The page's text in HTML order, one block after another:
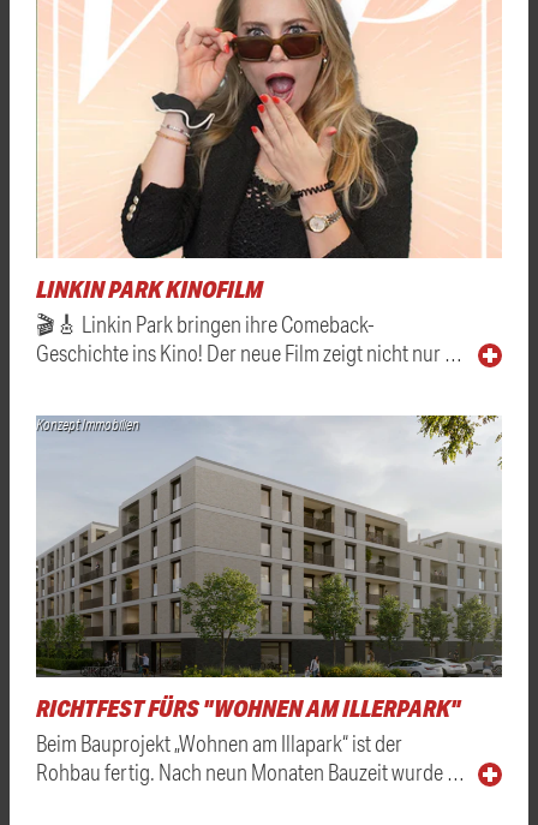
LINKIN PARK KINOFILM
🎬🎸 Linkin Park bringen ihre Comeback-
Geschichte ins Kino! Der neue Film zeigt nicht nur …
Konzept Immobilien
RICHTFEST FÜRS "WOHNEN AM ILLERPARK"
Beim Bauprojekt „Wohnen am Illapark“ ist der
Rohbau fertig. Nach neun Monaten Bauzeit wurde …